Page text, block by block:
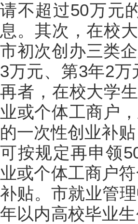
请不超过50万元
息。其次，在校
市初次创办三类
3万元、第3年2
再者，在校大学
业或个体工商户
的一次性创业补
可按规定再申领
业或个体工商户
补贴。市就业管
年以内高校毕业